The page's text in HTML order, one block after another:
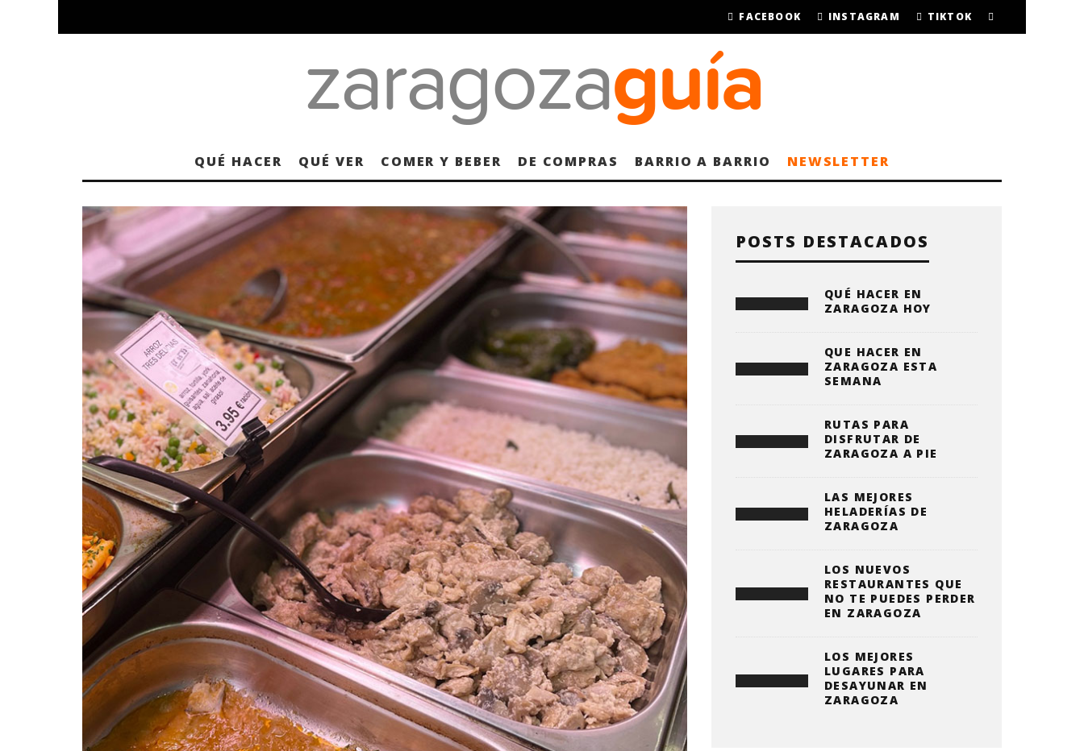
FACEBOOK INSTAGRAM TIKTOK
QUÉ HACER QUÉ VER COMER Y BEBER DE COMPRAS BARRIO A BARRIO NEWSLETTER
POSTS DESTACADOS
QUÉ HACER EN
ZARAGOZA HOY
QUE HACER EN
ZARAGOZA ESTA
SEMANA
RUTAS PARA
DISFRUTAR DE
ZARAGOZA A PIE
LAS MEJORES
HELADERÍAS DE
ZARAGOZA
LOS NUEVOS
RESTAURANTES QUE
NO TE PUEDES PERDER
EN ZARAGOZA
LOS MEJORES
LUGARES PARA
DESAYUNAR EN
ZARAGOZA